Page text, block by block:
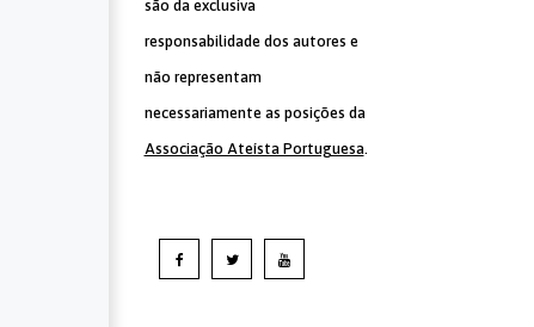
são da exclusiva
responsabilidade dos autores e
não representam
necessariamente as posições da
Associação Ateísta Portuguesa.